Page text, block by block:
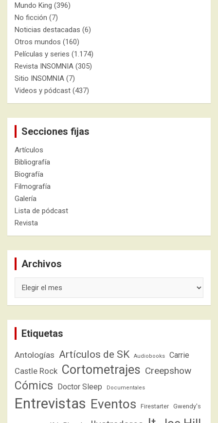
Mundo King (396)
No ficción (7)
Noticias destacadas (6)
Otros mundos (160)
Películas y series (1.174)
Revista INSOMNIA (305)
Sitio INSOMNIA (7)
Videos y pódcast (437)
Secciones fijas
Artículos
Bibliografía
Biografía
Filmografía
Galería
Lista de pódcast
Revista
Archivos
Etiquetas
Antologías Artículos de SK Audiobooks Carrie
Castle Rock Cortometrajes Creepshow
Cómics Doctor Sleep Documentales
Entrevistas Eventos Firestarter Gwendy's